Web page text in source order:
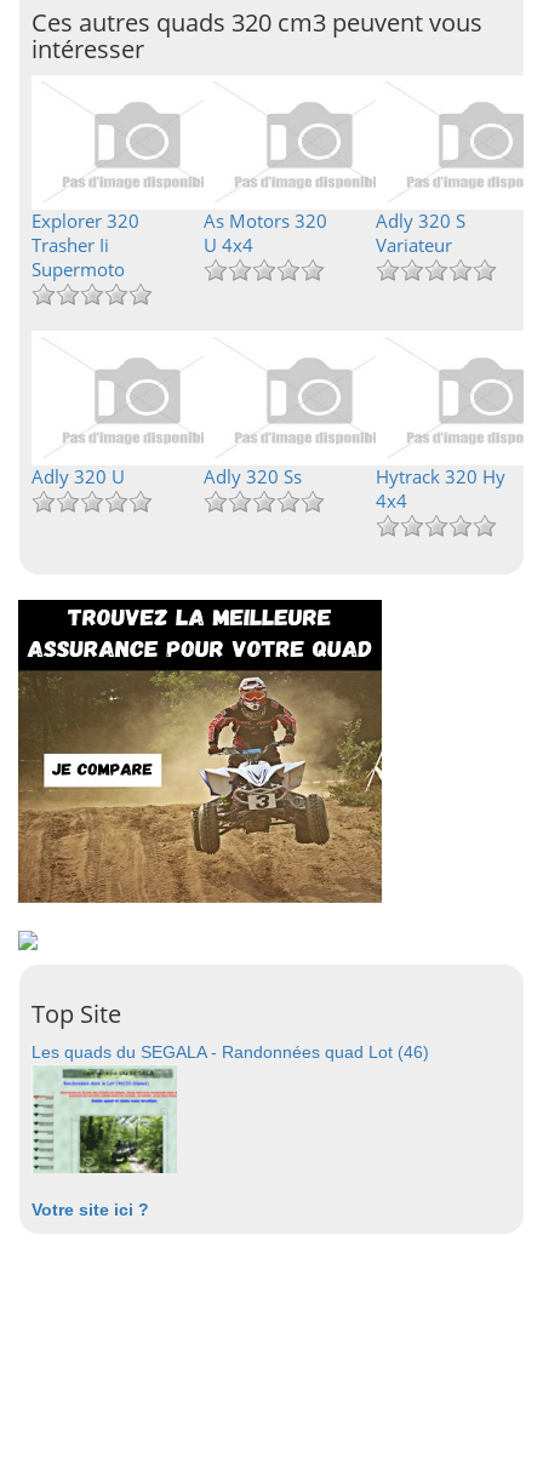
Ces autres quads 320 cm3 peuvent vous
intéresser
Explorer 320
Trasher Ii
Supermoto
As Motors 320
U 4x4
Adly 320 S
Variateur
Adly 320 U Adly 320 Ss
Hytrack 320 Hy
4x4
Top Site
Les quads du SEGALA - Randonnées quad Lot (46)
Votre site ici ?